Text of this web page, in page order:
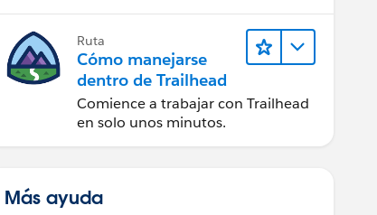
Ruta
Cómo manejarse
dentro de Trailhead
Comience a trabajar con Trailhead
en solo unos minutos.
Más ayuda